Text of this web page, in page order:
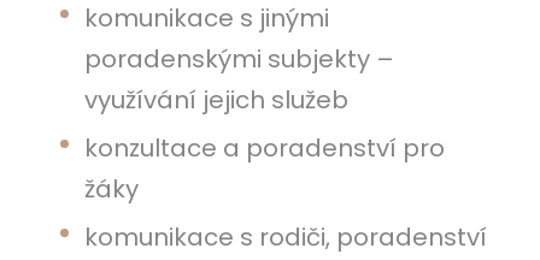
komunikace s jinými
poradenskými subjekty –
využívání jejich služeb
konzultace a poradenství pro
žáky
komunikace s rodiči, poradenství